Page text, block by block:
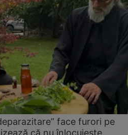
face furori pe
că nu înlocuiește